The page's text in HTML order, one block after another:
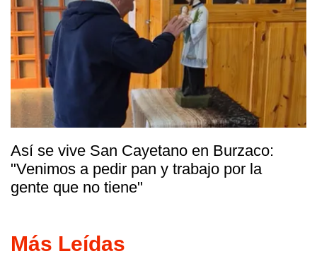
Así se vive San Cayetano en Burzaco:
"Venimos a pedir pan y trabajo por la
gente que no tiene"
Más Leídas